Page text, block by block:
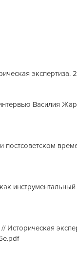
экспертиза.
Василия